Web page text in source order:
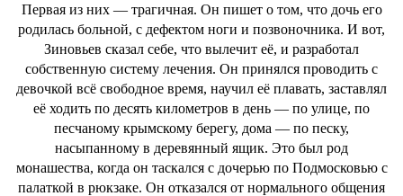
Первая из них — трагичная. Он пишет о том, что дочь его
родилась больной, с дефектом ноги и позвоночника. И вот,
Зиновьев сказал себе, что вылечит её, и разработал
собственную систему лечения. Он принялся проводить с
девочкой всё свободное время, научил её плавать, заставлял
её ходить по десять километров в день — по улице, по
песчаному крымскому берегу, дома — по песку,
насыпанному в деревянный ящик. Это был род
монашества, когда он таскался с дочерью по Подмосковью с
палаткой в рюкзаке. Он отказался от нормального общения